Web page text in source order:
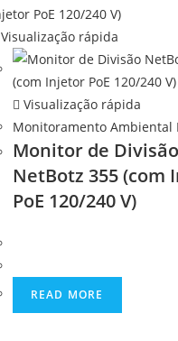
Visualização rápida
Visualização rápida
Monitoramento Ambiental
Monitor de Divisão
NetBotz 355 (com
PoE 120/240 V)
READ MORE